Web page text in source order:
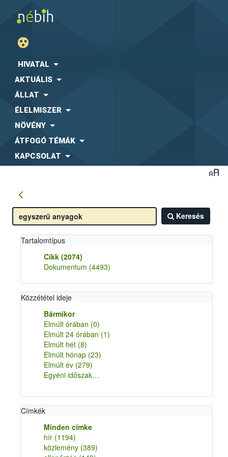
HIVATAL
AKTUÁLIS
ÁLLAT
ÉLELMISZER
NÖVÉNY
ÁTFOGÓ TÉMÁK
KAPCSOLAT
Keresés
Tartalomtípus
Cikk (2074)
Dokumentum (4493)
Közzététel ideje
Bármikor
Elmúlt órában (0)
Elmúlt 24 órában (1)
Elmúlt hét (8)
Elmúlt hónap (23)
Elmúlt év (279)
Egyéni időszak…
Címkék
Minden címke
hír (1194)
közlemény (389)